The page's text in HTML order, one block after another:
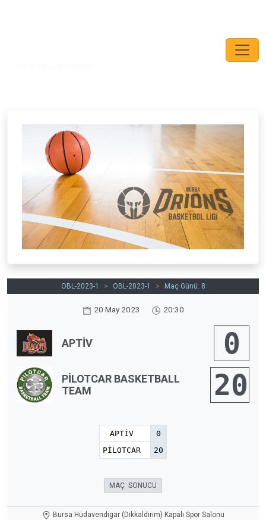
OBL-2023-1 > OBL-2023-1 > Maç Günü: 8
20 May 2023 20:30
APTİV 0
PİLOTCAR BASKETBALL
TEAM
20
APTİV
0
PİLOTCAR
20
MAÇ SONUCU
Bursa Hüdavendigar (Dikkaldırım) Kapalı Spor Salonu